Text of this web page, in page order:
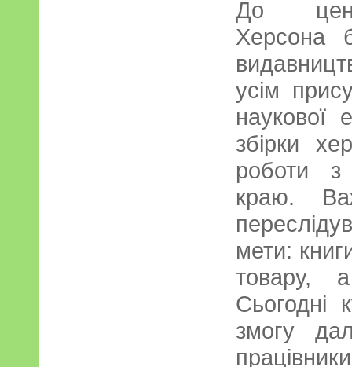
До
Херсона
усім
наукової
збірки
роботи з
краю.
мети:
товару,
Сьогодні
змогу